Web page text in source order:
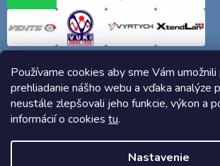
Používame cookies aby sme Vám
prehliadanie nášho webu a vďaka analýze
neustále zlepšovali jeho funkcie, výkon a
informácií o cookies tu.
Nastavenie
Copyright 2026Elektro-siete.sk. Všetky